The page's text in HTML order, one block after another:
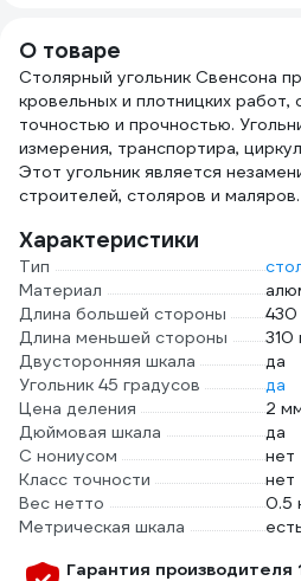
О товаре
Столярный угольник Свенсона
кровельных и плотницких работ,
точностью и прочностью.
измерения, транспортира,
Этот угольник является
строителей, столяров и маляров.
Характеристики
Тип
Материал
Длина большей стороны
Длина меньшей стороны
310
Двусторонняя шкала
да
Угольник 45 градусов
да
Цена деления
2
Дюймовая шкала
да
С нониусом
нет
Класс точности
нет
Вес нетто
0.5
Метрическая шкала
Гарантия производителя